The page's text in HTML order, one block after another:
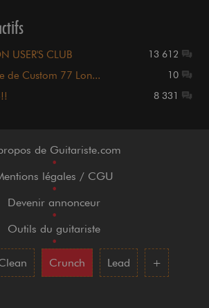
USER'S CLUB 13 612
de Custom 77 Lon... 10
8 331
de Guitariste.com
•
légales / CGU
•
Devenir annonceur
•
Outils du guitariste
•
Crunch Lead +